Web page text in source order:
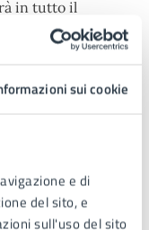
sui cookie
e di
del sito, e
sull'uso del sito
in tutto il
di confronto
e